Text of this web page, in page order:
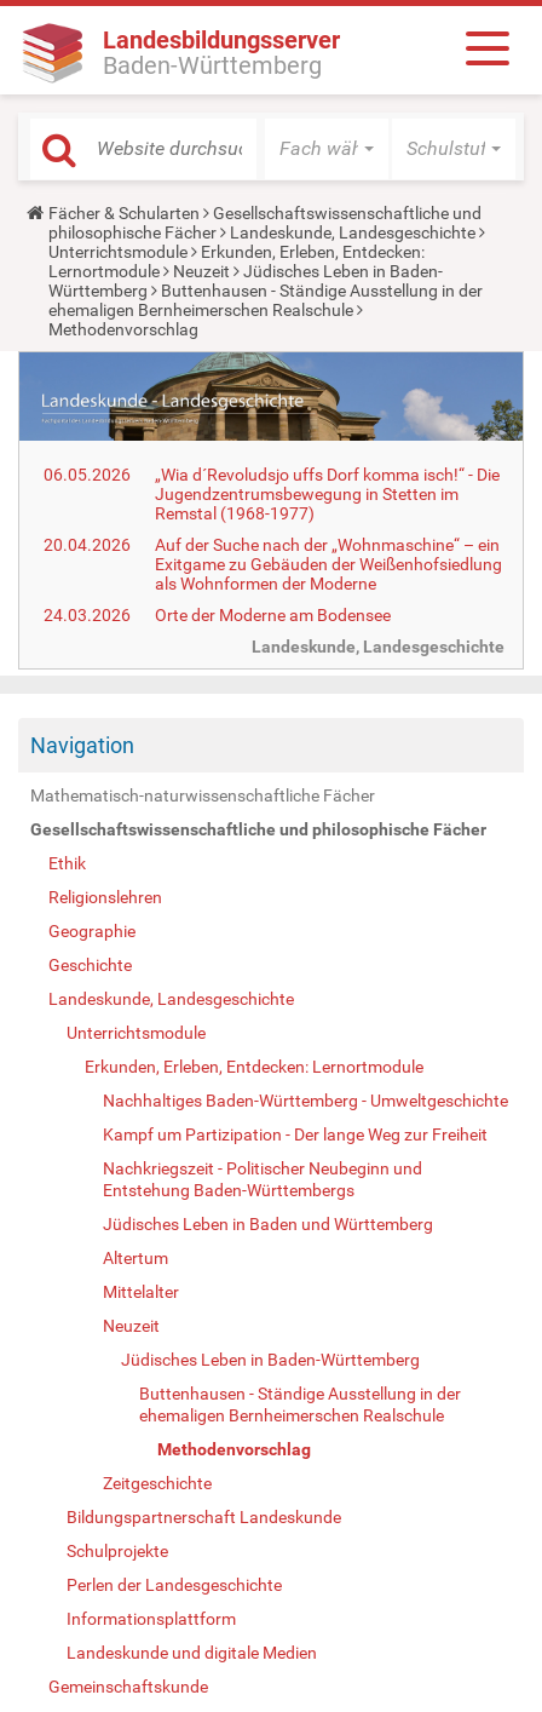
Landesbildungsserver
Baden-Württemberg
Fach wählen Schulstufe
Y
o
u
a
r
e
h
e
:
Fächer & Schularten
Gesellschaftswissenschaftliche und
philosophische Fächer
Landeskunde, Landesgeschichte
Unterrichtsmodule
Erkunden, Erleben, Entdecken:
Lernortmodule
Neuzeit
Jüdisches Leben in Baden-
Württemberg
Buttenhausen - Ständige Ausstellung in der
ehemaligen Bernheimerschen Realschule
Methodenvorschlag
06.05.2026
„Wia d´Revoludsjo uffs Dorf komma isch!“ - Die
Jugendzentrumsbewegung in Stetten im
Remstal (1968-1977)
20.04.2026
Auf der Suche nach der „Wohnmaschine“ – ein
Exitgame zu Gebäuden der Weißenhofsiedlung
als Wohnformen der Moderne
24.03.2026
Orte der Moderne am Bodensee
Landeskunde, Landesgeschichte
Navigation
Mathematisch-naturwissenschaftliche Fächer
Gesellschaftswissenschaftliche und philosophische Fächer
Ethik
Religionslehren
Geographie
Geschichte
Landeskunde, Landesgeschichte
Unterrichtsmodule
Erkunden, Erleben, Entdecken: Lernortmodule
Nachhaltiges Baden-Württemberg - Umweltgeschichte
Kampf um Partizipation - Der lange Weg zur Freiheit
Nachkriegszeit - Politischer Neubeginn und
Entstehung Baden-Württembergs
Jüdisches Leben in Baden und Württemberg
Altertum
Mittelalter
Neuzeit
Jüdisches Leben in Baden-Württemberg
Buttenhausen - Ständige Ausstellung in der
ehemaligen Bernheimerschen Realschule
Methodenvorschlag
Zeitgeschichte
Bildungspartnerschaft Landeskunde
Schulprojekte
Perlen der Landesgeschichte
Informationsplattform
Landeskunde und digitale Medien
Gemeinschaftskunde